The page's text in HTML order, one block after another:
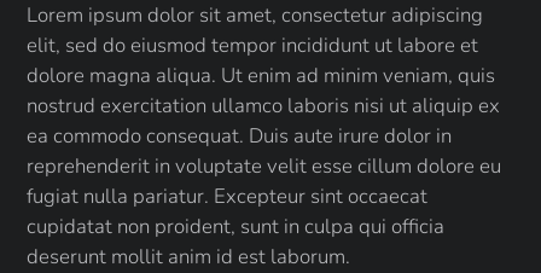
Lorem ipsum dolor sit amet, consectetur adipiscing
elit, sed do eiusmod tempor incididunt ut labore et
dolore magna aliqua. Ut enim ad minim veniam, quis
nostrud exercitation ullamco laboris nisi ut aliquip ex
ea commodo consequat. Duis aute irure dolor in
reprehenderit in voluptate velit esse cillum dolore eu
fugiat nulla pariatur. Excepteur sint occaecat
cupidatat non proident, sunt in culpa qui officia
deserunt mollit anim id est laborum.